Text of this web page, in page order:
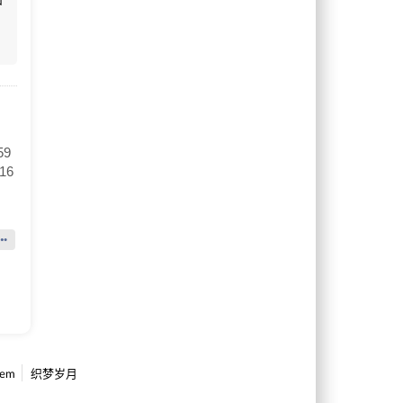
织梦岁月